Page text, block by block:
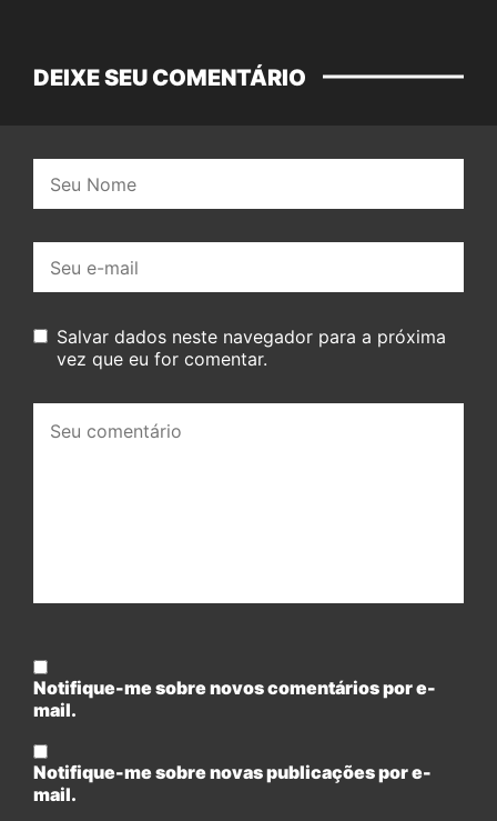
DEIXE SEU COMENTÁRIO
mail:
Salvar dados neste navegador para a próxima
vez que eu for comentar.
comentário:
Notifique-me sobre novos comentários por e-
mail.
Notifique-me sobre novas publicações por e-
mail.